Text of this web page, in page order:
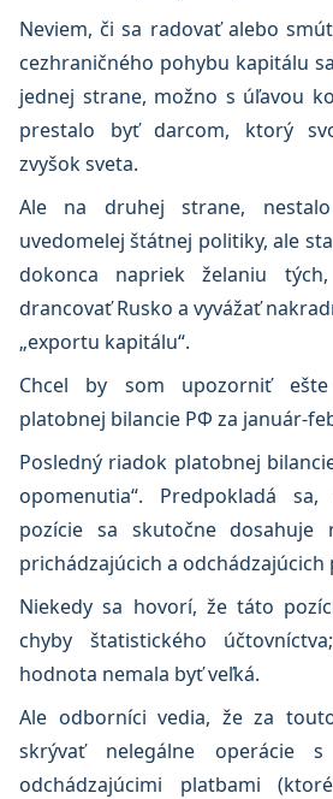
Neviem, či sa radovať alebo
cezhraničného pohybu kapitálu
jednej strane, možno s úľavou
prestalo byť darcom, ktorý
zvyšok sveta.
Ale na druhej strane,
uvedomelej štátnej politiky, ale
dokonca napriek želaniu
drancovať Rusko a vyvážať
„exportu kapitálu“.
Chcel by som upozorniť
platobnej bilancie РФ za január-
Posledný riadok platobnej
opomenutia“. Predpokladá
pozície sa skutočne dosahuje
prichádzajúcich a odchádzajúcich
Niekedy sa hovorí, že táto
chyby štatistického
hodnota nemala byť veľká.
Ale odborníci vedia, že za
skrývať nelegálne operácie
odchádzajúcimi platbami